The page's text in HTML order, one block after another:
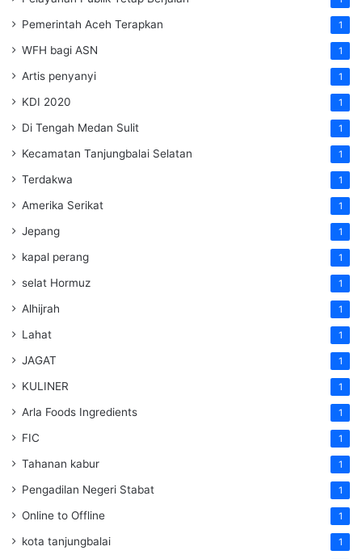
Pemerintah Aceh Terapkan 1
WFH bagi ASN 1
Artis penyanyi 1
KDI 2020 1
Di Tengah Medan Sulit 1
Kecamatan Tanjungbalai Selatan 1
Terdakwa 1
Amerika Serikat 1
Jepang 1
kapal perang 1
selat Hormuz 1
Alhijrah 1
Lahat 1
JAGAT 1
KULINER 1
Arla Foods Ingredients 1
FIC 1
Tahanan kabur 1
Pengadilan Negeri Stabat 1
Online to Offline 1
kota tanjungbalai 1